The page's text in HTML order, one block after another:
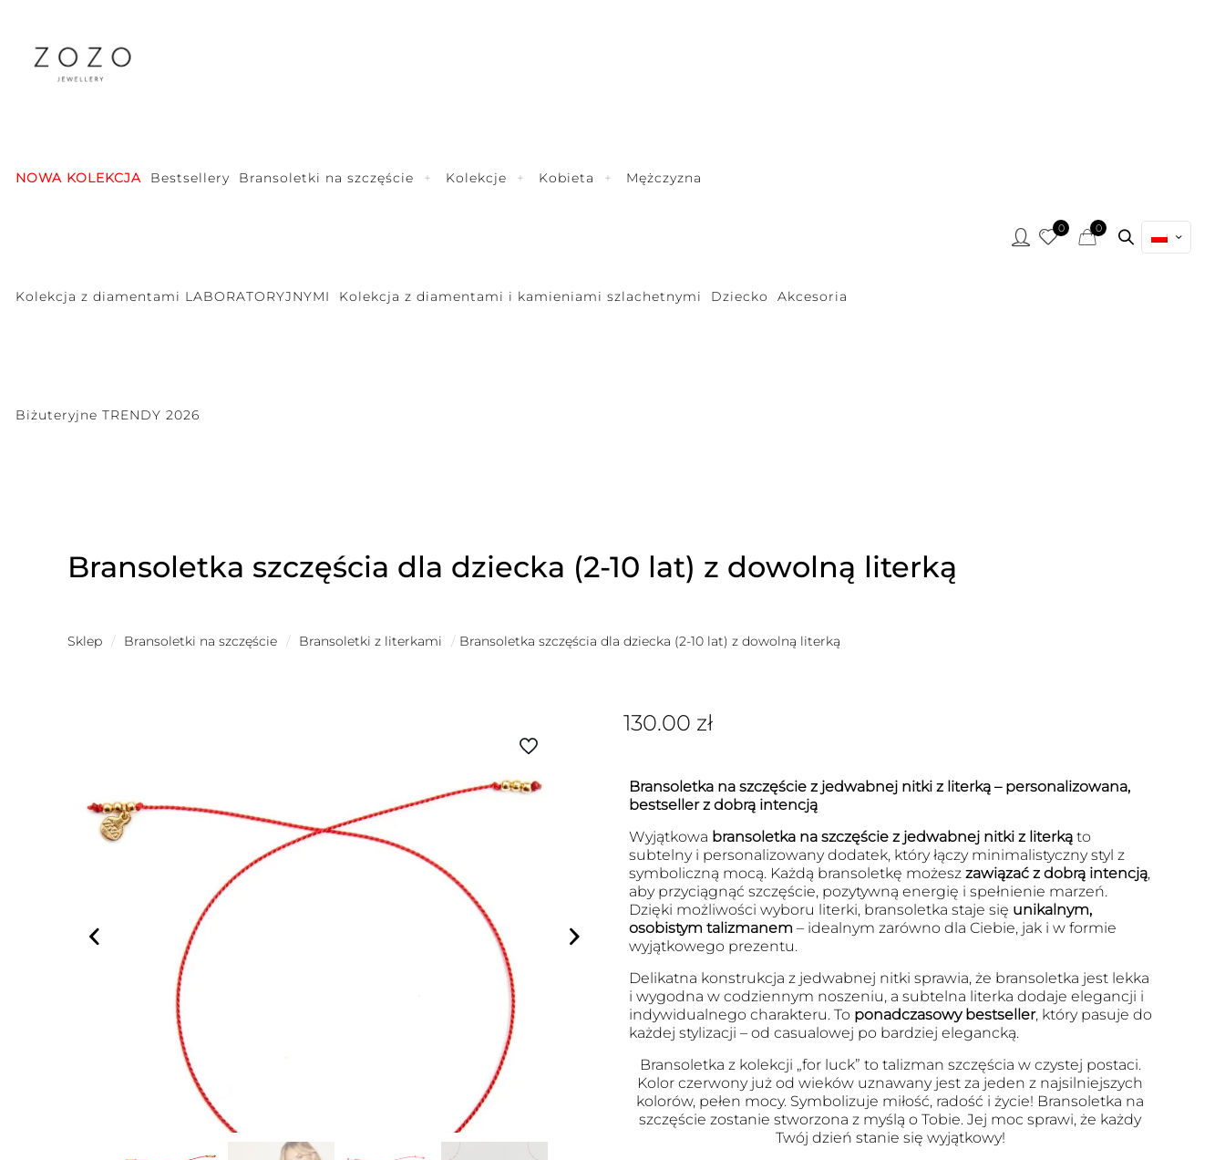
NOWA KOLEKCJA Bestsellery Bransoletki na szczęście Kolekcje Kobieta Mężczyzna
Kolekcja z diamentami LABORATORYJNYMI Kolekcja z diamentami i kamieniami szlachetnymi Dziecko Akcesoria
Biżuteryjne TRENDY 2026
0 0
Bransoletka szczęścia dla dziecka (2-10 lat) z dowolną literką
Sklep / Bransoletki na szczęście / Bransoletki z literkami / Bransoletka szczęścia dla dziecka (2-10 lat) z dowolną literką
130.00 zł
Bransoletka na szczęście z jedwabnej nitki z literką – personalizowana,
bestseller z dobrą intencją
Wyjątkowa bransoletka na szczęście z jedwabnej nitki z literkąto
subtelny i personalizowany dodatek, który łączy minimalistyczny styl z
symboliczną mocą. Każdą bransoletkę możesz zawiązać z dobrą intencją,
aby przyciągnąć szczęście, pozytywną energię i spełnienie marzeń.
Dzięki możliwości wyboru literki, bransoletka staje się unikalnym,
osobistym talizmanem – idealnym zarówno dla Ciebie, jak i w formie
wyjątkowego prezentu.
Delikatna konstrukcja z jedwabnej nitki sprawia, że bransoletka jest lekka
i wygodna w codziennym noszeniu, a subtelna literka dodaje elegancji i
indywidualnego charakteru. To ponadczasowy bestseller, który pasuje do
każdej stylizacji – od casualowej po bardziej elegancką.
Bransoletka z kolekcji „for luck” to talizman szczęścia w czystej postaci.
Kolor czerwony już od wieków uznawany jest za jeden z najsilniejszych
kolorów, pełen mocy. Symbolizuje miłość, radość i życie! Bransoletka na
szczęście zostanie stworzona z myślą o Tobie. Jej moc sprawi, że każdy
Twój dzień stanie się wyjątkowy!